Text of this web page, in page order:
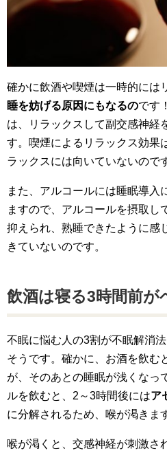
確かに飲酒や喫煙は一時的には
睡を妨げる原因にもなるのです
は、リラックスして副交感神経
す。喫煙によるリラックス効果
ラックスには向いていないので
また、アルコールには睡眠導入
ますので、アルコールを摂取し
抑えられ、熟睡できたように感
きていないのです。
飲酒は寝る3時間前が
不眠に悩む人の3割が不眠解消
そうです。確かに、お酒を飲む
が、そのあとの睡眠が浅くなっ
ルを飲むと、2～3時間後にはア
に分解されるため、喉が渇きま
喉が渇くと、交感神経が刺激さ